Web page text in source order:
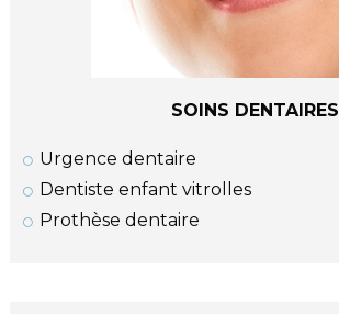
SOINS DENTAIRES
Urgence dentaire
Dentiste enfant vitrolles
Prothèse dentaire